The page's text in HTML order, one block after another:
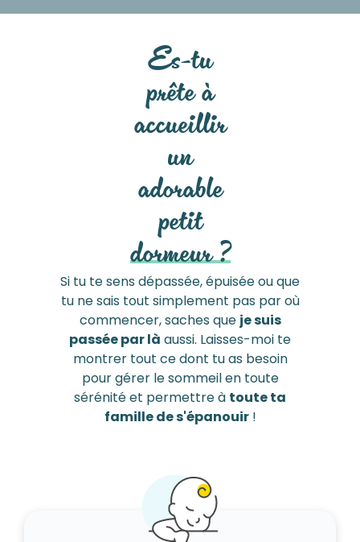
Es-tu
prête à
accueillir
un
adorable
petit
dormeur ?
Si tu te sens dépassée, épuisée ou que
tu ne sais tout simplement pas par où
commencer, saches que je suis
passée par là aussi. Laisses-moi te
montrer tout ce dont tu as besoin
pour gérer le sommeil en toute
sérénité et permettre à toute ta
famille de s'épanouir!